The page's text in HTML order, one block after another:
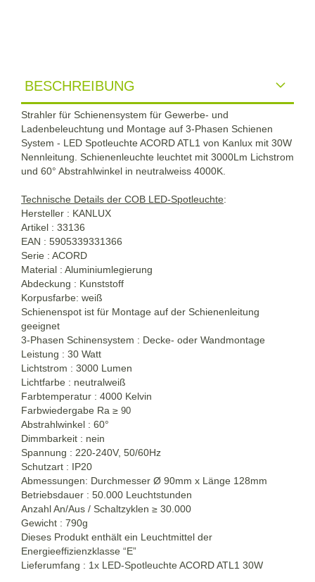
BESCHREIBUNG
Strahler für Schienensystem für Gewerbe- und
Ladenbeleuchtung und Montage auf 3-Phasen Schienen
System - LED Spotleuchte ACORD ATL1 von Kanlux mit 30W
Nennleitung. Schienenleuchte leuchtet mit 3000Lm Lichstrom
und 60° Abstrahlwinkel in neutralweiss 4000K.
Technische Details der COB LED-Spotleuchte:
Hersteller : KANLUX
Artikel : 33136
EAN : 5905339331366
Serie : ACORD
Material : Aluminiumlegierung
Abdeckung : Kunststoff
Korpusfarbe: weiß
Schienenspot ist für Montage auf der Schienenleitung
geeignet
3-Phasen Schinensystem : Decke- oder Wandmontage
Leistung : 30 Watt
Lichtstrom : 3000 Lumen
Lichtfarbe : neutralweiß
Farbtemperatur : 4000 Kelvin
Farbwiedergabe Ra ≥ 90
Abstrahlwinkel : 60°
Dimmbarkeit : nein
Spannung : 220-240V, 50/60Hz
Schutzart : IP20
Abmessungen: Durchmesser Ø 90mm x Länge 128mm
Betriebsdauer : 50.000 Leuchtstunden
Anzahl An/Aus / Schaltzyklen ≥ 30.000
Gewicht : 790g
Dieses Produkt enthält ein Leuchtmittel der
Energieeffizienzklasse “E”
Lieferumfang : 1x LED-Spotleuchte ACORD ATL1 30W